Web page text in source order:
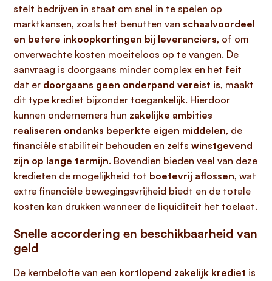
stelt bedrijven in staat om snel in te spelen op
marktkansen, zoals het benutten van schaalvoordeel
en betere inkoopkortingen bij leveranciers, of om
onverwachte kosten moeiteloos op te vangen. De
aanvraag is doorgaans minder complex en het feit
dat er doorgaans geen onderpand vereist is, maakt
dit type krediet bijzonder toegankelijk. Hierdoor
kunnen ondernemers hun zakelijke ambities
realiseren ondanks beperkte eigen middelen, de
financiële stabiliteit behouden en zelfs winstgevend
zijn op lange termijn. Bovendien bieden veel van deze
kredieten de mogelijkheid tot boetevrij aflossen, wat
extra financiële bewegingsvrijheid biedt en de totale
kosten kan drukken wanneer de liquiditeit het toelaat.
Snelle accordering en beschikbaarheid van
geld
De kernbelofte van een kortlopend zakelijk krediet is